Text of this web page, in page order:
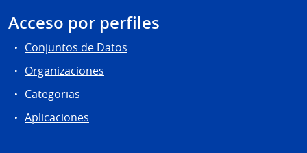
Acceso por perfiles
Conjuntos de Datos
Organizaciones
Categorias
Aplicaciones